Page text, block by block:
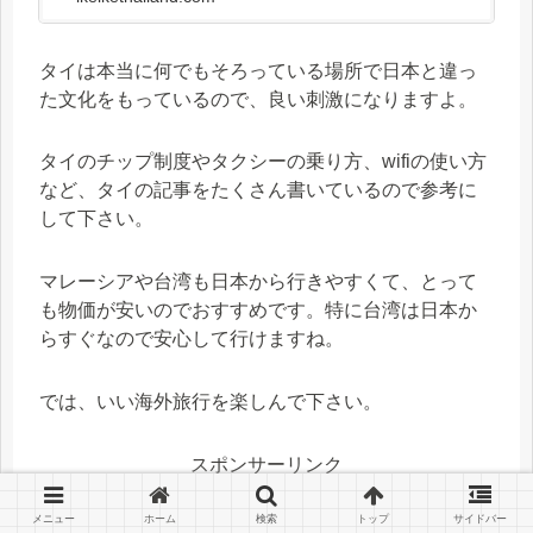
タイは本当に何でもそろっている場所で日本と違っ
た文化をもっているので、良い刺激になりますよ。
タイのチップ制度やタクシーの乗り方、wifiの使い方
など、タイの記事をたくさん書いているので参考に
して下さい。
マレーシアや台湾も日本から行きやすくて、とって
も物価が安いのでおすすめです。特に台湾は日本か
らすぐなので安心して行けますね。
では、いい海外旅行を楽しんで下さい。
スポンサーリンク
メニュー ホーム 検索 トップ サイドバー